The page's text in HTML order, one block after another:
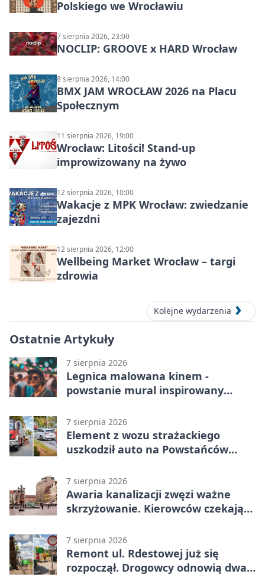
Polskiego we Wrocławiu
7 sierpnia 2026, 23:00
NOCLIP: GROOVE x HARD Wrocław
8 sierpnia 2026, 14:00
BMX JAM WROCŁAW 2026 na Placu
Społecznym
11 sierpnia 2026, 19:00
Wrocław: Litości! Stand-up
improwizowany na żywo
12 sierpnia 2026, 10:00
Wakacje z MPK Wrocław: zwiedzanie
zajezdni
12 sierpnia 2026, 12:00
Wellbeing Market Wrocław – targi
zdrowia
Kolejne wydarzenia
Ostatnie Artykuły
7 sierpnia 2026
Legnica malowana kinem -
powstanie mural inspirowany
7 sierpnia 2026
Element z wozu strażackiego
uszkodził auto na Powstańców
7 sierpnia 2026
Awaria kanalizacji zwęzi ważne
skrzyżowanie. Kierowców czekają
7 sierpnia 2026
Remont ul. Rdestowej już się
rozpoczął. Drogowcy odnowią dwa